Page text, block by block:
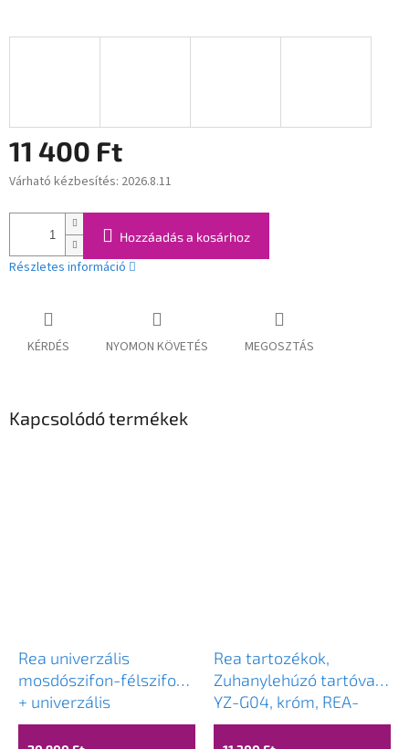
11 400 Ft
Egységár:
Várható kézbesítés: 2026.8.11
Hozzáadás a kosárhoz
Részletes információ
KÉRDÉS NYOMON KÖVETÉS MEGOSZTÁS
Kapcsolódó termékek
Rea univerzális
mosdószifon-félszifon
+ univerzális
mosdólefolyó, króm,
Rea tartozékok,
Zuhanylehúzó tartóval
YZ-G04, króm, REA-
70000